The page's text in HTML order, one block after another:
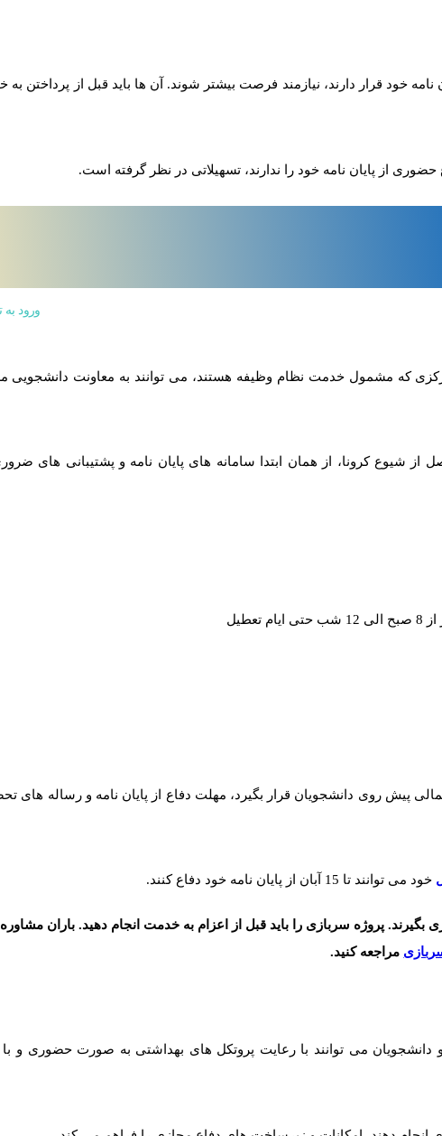
خود قرار دارند، نیازمند فرصت بیشتر شوند. آن ها باید قبل از پرداختن
از پایان نامه خود را ندارند، تسهیلاتی در نظر گرفته است.
ورود به
که مشمول خدمت نظام وظیفه هستند، می توانند به معاونت دانشجویی
شیوع کرونا، از همان ابتدا سامانه های پایان نامه و پشتیبانی های
روی دانشجویان قرار بگیرد، مهلت دفاع از پایان نامه و رساله های
خود می توانند تا 15 آبان از پایان نامه خود دفاع کنند.
فارغ التحصیلی در سطوح بالا می توانند با گرفتن پروژه سربازی بین 2 الی 19 ماه کسری بگیرند. پروژه سربازی را باید قبل از اعزام به خدمت انجام
مراجعه کنید.
دانشجویان می توانند با رعایت پروتکل های بهداشتی به صورت حضوری و